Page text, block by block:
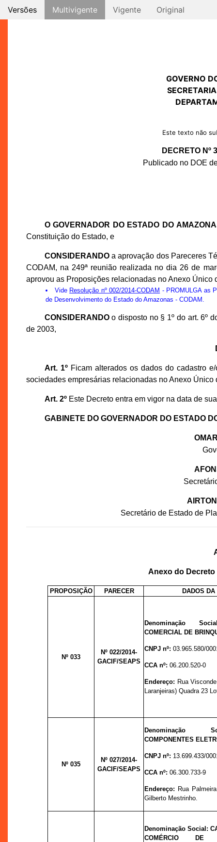
Versões Multivigente Vigente Original
GOVERNO
Este texto não
DECRETO Nº
Publicado no DOE
O GOVERNADOR DO ESTADO DO
Constituição do Estado, e
CONSIDERANDOa aprovação dos Pareceres
CODAM, na 249ª reunião realizada no dia 26 de
aprovou as Proposições relacionadas no Anexo Único
Vide Resolução nº 002/2014-CODAM - PROMULGA as
de Desenvolvimento do Estado do Amazonas - CODAM.
CONSIDERANDOo disposto no § 1º do art. 6º
de 2003,
Art. 1ºFicam alterados os dados do cadastro
sociedades empresárias relacionadas no Anexo Único
Art. 2ºEste Decreto entra em vigor na data de
GABINETE DO GOVERNADOR DO ESTADO
Secretário de Estado de
Anexo do Decreto
PROPOSIÇÃO PARECER DADOS
Nº 033
Nº 022/2014-
GACIF/SEAPS
Denominação
COMERCIAL DE
CNPJ nº:03.965.580/
CCA nº:06.200.520-0
Endereço: Rua
Laranjeiras) Quadra 23
Nº 035
Nº 027/2014-
GACIF/SEAPS
COMPONENTES
CNPJ nº: 13.699.433/
CCA nº:06.300.733-9
Endereço: Rua
Gilberto Mestrinho.
Denominação Social:
COMÉRCIO DE